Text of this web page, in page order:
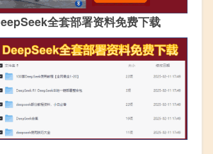
全套部署资料免费下载